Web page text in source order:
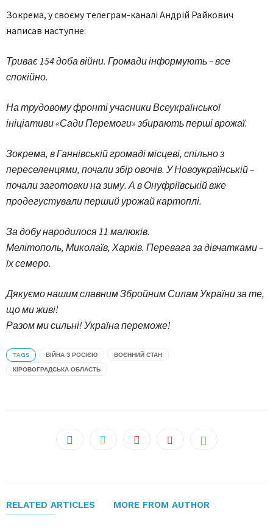
Зокрема, у своєму телеграм-каналі Андрій Райкович
написав наступне:
Триває 154 доба війни. Громади інформують – все
спокійно.
На трудовому фронті учасники Всеукраїнської
ініціативи «Сади Перемоги» збирають перші врожаї.
Зокрема, в Ганнівській громаді місцеві, спільно з
переселенцями, почали збір овочів. У Новоукраїнській –
почали заготовки на зиму. А в Онуфріївській вже
продегустували перший урожай картоплі.
За добу народилося 11 малюків.
Мелітополь, Миколаїв, Харків. Перевага за дівчатками –
їх семеро.
Дякуємо нашим славним Збройним Силам України за те,
що ми живі!
Разом ми сильні! Україна переможе!
TAGS ВІЙНА З РОСІЄЮ ВОЄННИЙ СТАН
КІРОВОГРАДСЬКА ОБЛАСТЬ
RELATED ARTICLES MORE FROM AUTHOR